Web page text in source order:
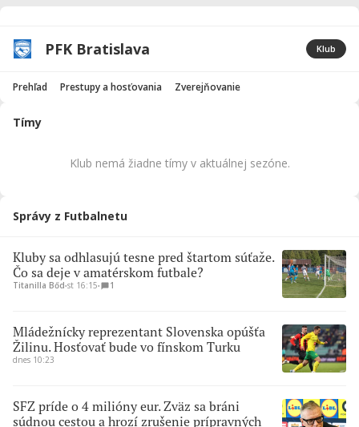
PFK Bratislava Klub
Prehľad Prestupy a hosťovania Zverejňovanie
Tímy
Klub nemá žiadne tímy v aktuálnej sezóne.
Správy z Futbalnetu
Kluby sa odhlasujú tesne pred štartom súťaže.
Čo sa deje v amatérskom futbale?
Titanilla Bőd∙st 16:15∙ 1
Mládežnícky reprezentant Slovenska opúšťa
Žilinu. Hosťovať bude vo fínskom Turku
dnes 10:23
SFZ príde o 4 milióny eur. Zväz sa bráni
súdnou cestou a hrozí zrušenie prípravných